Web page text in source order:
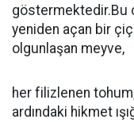
göstermektedir.Bu
yeniden açan bir
olgunlaşan meyve,
her filizlenen
ardındaki hikmet